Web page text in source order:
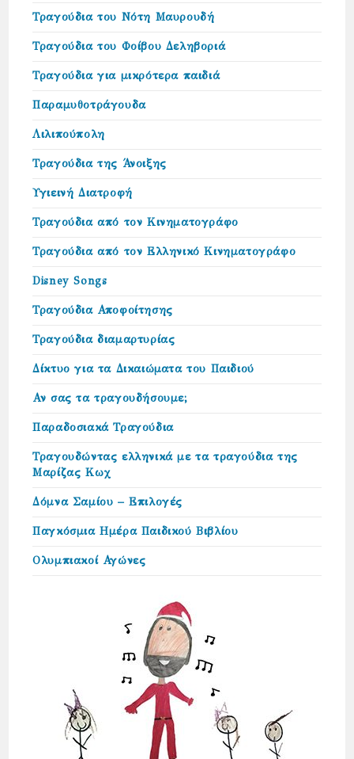
Τραγούδια του Νότη Μαυρουδή
Τραγούδια του Φοίβου Δεληβοριά
Τραγούδια για μικρότερα παιδιά
Παραμυθοτράγουδα
Λιλιπούπολη
Τραγούδια της Άνοιξης
Υγιεινή Διατροφή
Τραγούδια από τον Κινηματογράφο
Τραγούδια από τον Ελληνικό Κινηματογράφο
Disney Songs
Τραγούδια Αποφοίτησης
Τραγούδια διαμαρτυρίας
Δίκτυο για τα Δικαιώµατα του Παιδιού
Αν σας τα τραγουδήσουμε;
Παραδοσιακά Τραγούδια
Τραγουδώντας ελληνικά με τα τραγούδια της
Μαρίζας Κωχ
Δόμνα Σαμίου – Επιλογές
Παγκόσμια Ημέρα Παιδικού Βιβλίου
Ολυμπιακοί Αγώνες